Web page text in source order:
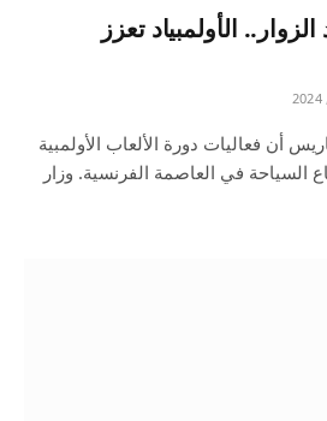
عدد الزوار.. الأولمبياد تعزز
أن فعاليات دورة الألعاب الأولمبية
قطاع السياحة في العاصمة الفرنسية. وزار